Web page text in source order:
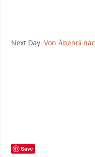
Next Day: Von Åbenrå
Save